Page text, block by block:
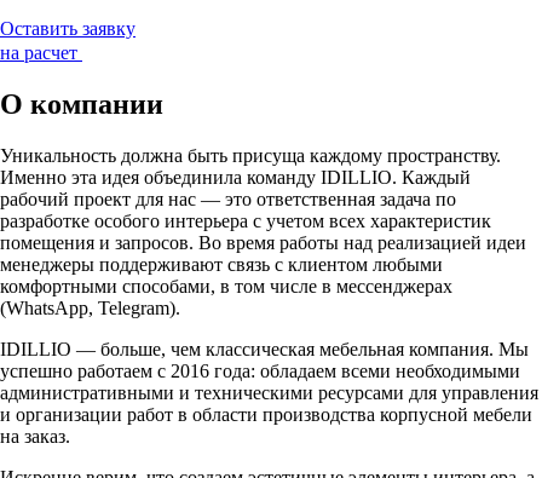
Оставить заявку
на расчет
О компании
Уникальность должна быть присуща каждому пространству.
Именно эта идея объединила команду IDILLIO. Каждый
рабочий проект для нас — это ответственная задача по
разработке особого интерьера с учетом всех характеристик
помещения и запросов. Во время работы над реализацией идеи
менеджеры поддерживают связь с клиентом любыми
комфортными способами, в том числе в мессенджерах
(WhatsApp, Telegram).
IDILLIO — больше, чем классическая мебельная компания. Мы
успешно работаем с 2016 года: обладаем всеми необходимыми
административными и техническими ресурсами для управления
и организации работ в области производства корпусной мебели
на заказ.